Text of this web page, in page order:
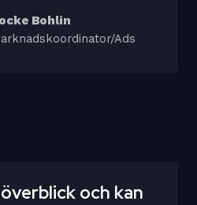
Bohlin
Ads
och kan